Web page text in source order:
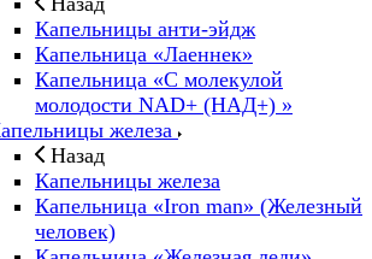
Капельницы анти-эйдж
Капельница «Лаеннек»
Капельница «С молекулой
молодости NAD+ (НАД+) »
железа
Назад
Капельницы железа
Капельница «Iron man» (Железный
человек)